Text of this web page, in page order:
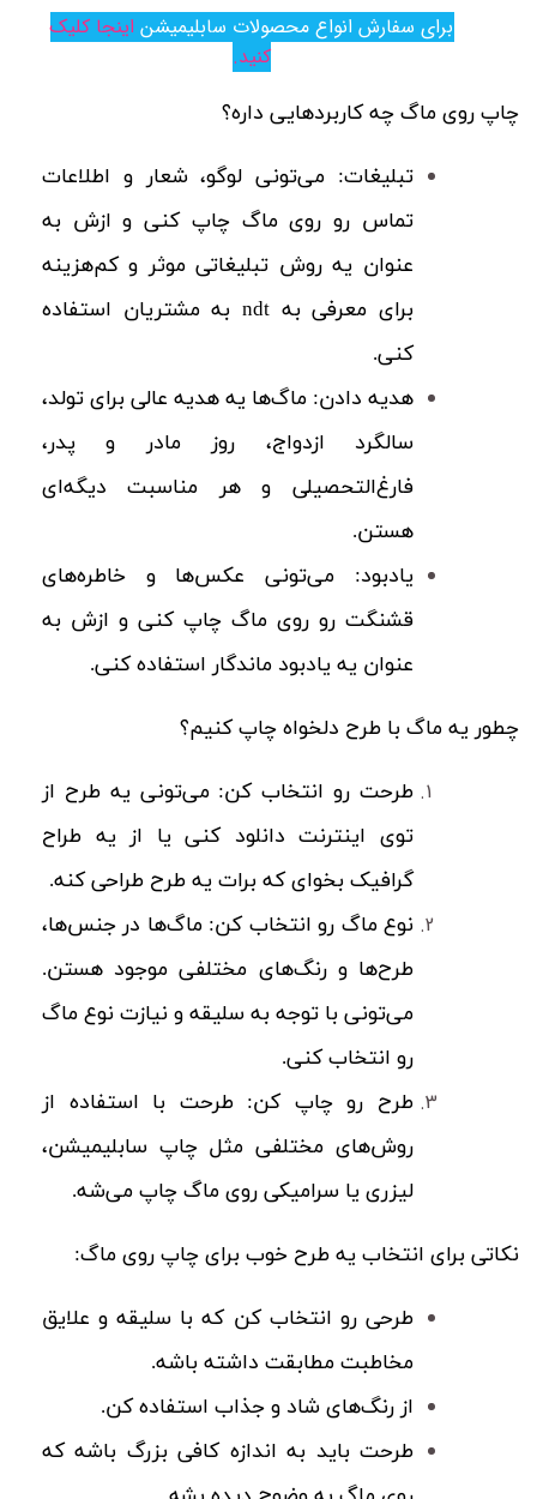
برای سفارش انواع محصولات سابلیمیشن اینجا کلیک
کنید.
چاپ روی ماگ چه کاربردهایی داره؟
تبلیغات: می‌تونی لوگو، شعار و اطلاعات
تماس رو روی ماگ چاپ کنی و ازش به
عنوان یه روش تبلیغاتی موثر و کم‌هزینه
برای معرفی به ndt به مشتریان استفاده
کنی.
هدیه دادن: ماگ‌ها یه هدیه عالی برای تولد،
سالگرد ازدواج، روز مادر و پدر،
فارغ‌التحصیلی و هر مناسبت دیگه‌ای
هستن.
یادبود: می‌تونی عکس‌ها و خاطره‌های
قشنگت رو روی ماگ چاپ کنی و ازش به
عنوان یه یادبود ماندگار استفاده کنی.
چطور یه ماگ با طرح دلخواه چاپ کنیم؟
طرحت رو انتخاب کن: می‌تونی یه طرح از
توی اینترنت دانلود کنی یا از یه طراح
گرافیک بخوای که برات یه طرح طراحی کنه.
نوع ماگ رو انتخاب کن:ماگ‌ها در جنس‌ها،
طرح‌ها و رنگ‌های مختلفی موجود هستن.
می‌تونی با توجه به سلیقه و نیازت نوع ماگ
رو انتخاب کنی.
طرح رو چاپ کن:طرحت با استفاده از
روش‌های مختلفی مثل چاپ سابلیمیشن،
لیزری یا سرامیکی روی ماگ چاپ می‌شه.
نکاتی برای انتخاب یه طرح خوب برای چاپ روی ماگ:
طرحی رو انتخاب کن که با سلیقه و علایق
مخاطبت مطابقت داشته باشه.
از رنگ‌های شاد و جذاب استفاده کن.
طرحت باید به اندازه کافی بزرگ باشه که